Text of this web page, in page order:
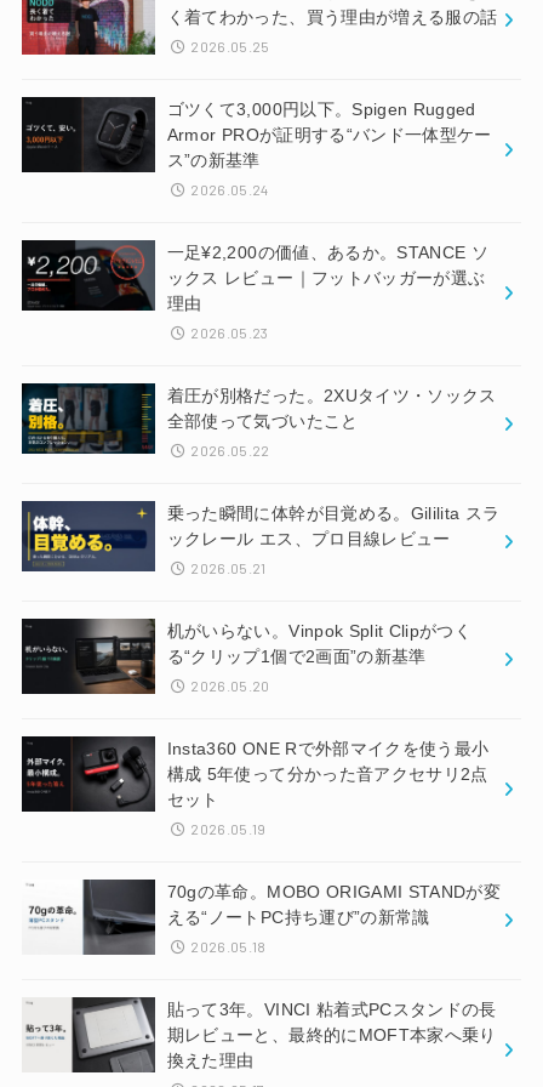
く着てわかった、買う理由が増える服の話
2026.05.25
ゴツくて3,000円以下。Spigen Rugged
Armor PROが証明する“バンド一体型ケー
ス”の新基準
2026.05.24
一足¥2,200の価値、あるか。STANCE ソ
ックス レビュー｜フットバッガーが選ぶ
理由
2026.05.23
着圧が別格だった。2XUタイツ・ソックス
全部使って気づいたこと
2026.05.22
乗った瞬間に体幹が目覚める。Gililita スラ
ックレール エス、プロ目線レビュー
2026.05.21
机がいらない。Vinpok Split Clipがつく
る“クリップ1個で2画面”の新基準
2026.05.20
Insta360 ONE Rで外部マイクを使う最小
構成 5年使って分かった音アクセサリ2点
セット
2026.05.19
70gの革命。MOBO ORIGAMI STANDが変
える“ノートPC持ち運び”の新常識
2026.05.18
貼って3年。VINCI 粘着式PCスタンドの長
期レビューと、最終的にMOFT本家へ乗り
換えた理由